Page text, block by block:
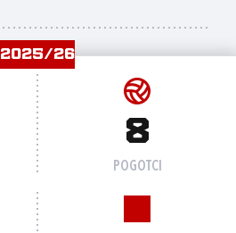
2025/26
8
POGOTCI